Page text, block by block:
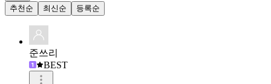
추천순
최신순 등록순
준쓰리
BEST